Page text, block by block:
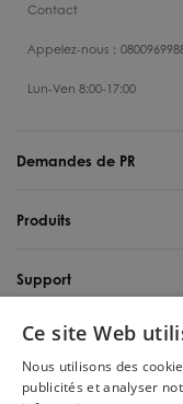
Contact
Appelez-nous：
Lun-Ven 8:00-17:00
Demandes de PR
Produits
Support
Qui sommes-nous
France / Français
Ce site Web
Nous utilisons des
publicités et analyser